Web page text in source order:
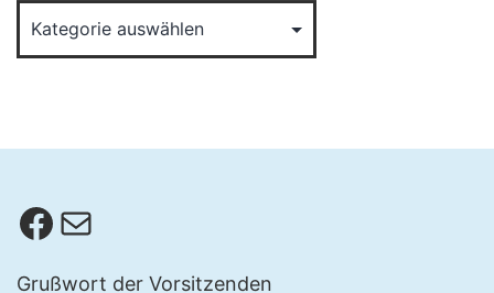
Facebook
E-Mail
Grußwort der Vorsitzenden